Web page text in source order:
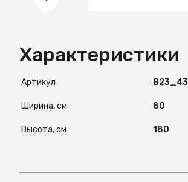
Характеристики
Артикул
Ширина, см 80
Высота, см 180